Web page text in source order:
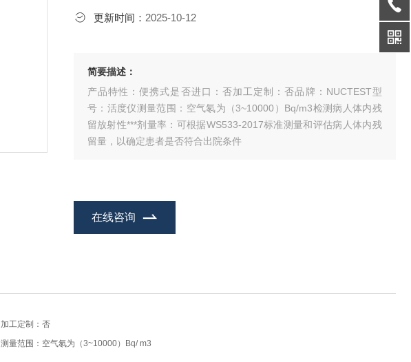
更新时间： 2025-10-12
简要描述：
产品特性：便携式是否进口：否加工定制：否品牌：NUCTEST型
号：活度仪测量范围：空气氡为（3~10000）Bq/m3检测病人体内残
留放射性***剂量率：可根据WS533-2017标准测量和评估病人体内残
留量，以确定患者是否符合出院条件
在线咨询
加工定制：否
测量范围：空气氡为（3~10000）Bq/ m3